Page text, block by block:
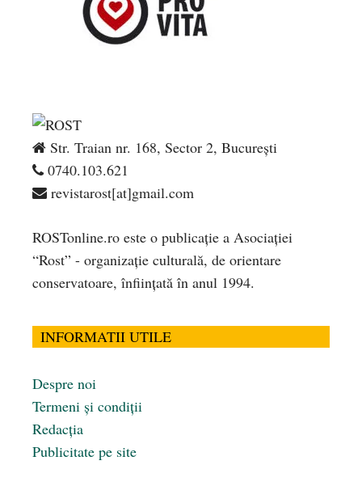
Str. Traian nr. 168, Sector 2, București
0740.103.621
revistarost[at]gmail.com
ROSTonline.ro este o publicaţie a Asociaţiei
“Rost” - organizaţie culturală, de orientare
conservatoare, înfiinţată în anul 1994.
INFORMATII UTILE
Despre noi
Termeni și condiții
Redacția
Publicitate pe site